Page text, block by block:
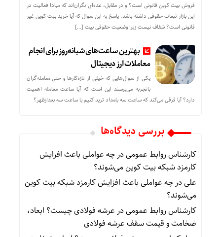
فروش بیت کوین قانونی است؟ و در مقابل، عده‌ای نگران‌اند که مبادا فعالیت در
این بازار تبعات حقوقی داشته باشد. پاسخ به این سوال که آیا خرید بیت کوین غیر
قانونی است؟ شفاف نیست زیرا وضعیت حقوقی بیت‌ […]
بهترین ساعت‌های شبانه‌روز برای انجام
معاملات ارز دیجیتال
یکی از سوال‌هایی که خیلی از تازه‌کارها و حتی معامله‌گران
باتجربه می‌پرسند این است که آیا ساعت معامله اهمیت
دارد؟ آیا فرقی می‌کند که ساعت سه بامداد ترید کنیم یا ساعت سه بعدازظهر؟
بررسی دیدگاه‌ها
کارشناس روابط عمومیدرچه عواملی باعث افزایش
کارمزد شبکه بیت کوین می‌شوند؟
علیدرچه عواملی باعث افزایش کارمزد شبکه بیت کوین
می‌شوند؟
کارشناس روابط عمومیدرعرشه فولادی چیست؟ ابعاد،
ضخامت و قیمت سقف عرشه فولادی